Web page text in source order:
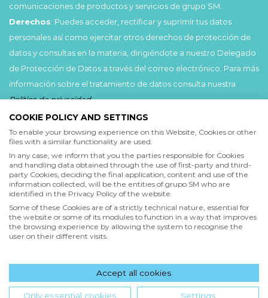
comunicaciones de productos y servicios de grupo SM.
Derechos: Puedes acceder, rectificar y suprimir tus datos
personales así como ejercitar otros derechos de protección de
datos y consultas en la materia, dirigiéndote a nuestro Delegado
de Protección de Datos a través del correo electrónico. Para más
información sobre el tratamiento de datos consulta nuestra
Política de privacidad.
He leído y acepto lasCondiciones de uso
Política de privacidad
Acepto
Deseo recibir comunicaciones comerciales de grupo SM
Enviar
Hola! ¿en qué podemos ayudarte?
COOKIE POLICY AND SETTINGS
To enable your browsing experience on this Website, Cookies or other
files with a similar functionality are used.
In any case, we inform that you the parties responsible for Cookies
and handling data obtained through the use of first-party and third-
party Cookies, deciding the final application, content and use of the
information collected, will be the entities of grupo SM who are
identified in the Privacy Policy of the website.
Some of these Cookies are of a strictly technical nature, essential for
the website or some of its modules to function in a way that improves
the browsing experience by allowing the system to recognise the
user on their different visits.
Accept all cookies
Only essential cookies Settings